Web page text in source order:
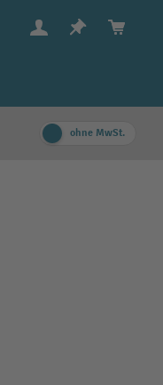
ohne MwSt.